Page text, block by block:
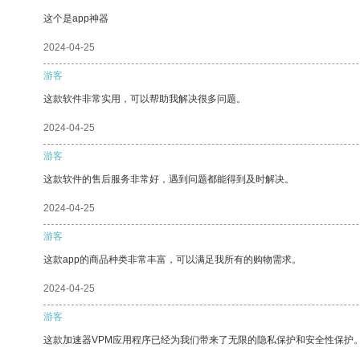
这个是app神器
2024-04-25
游客
这款软件非常实用，可以帮助我解决很多问题。
2024-04-25
游客
这款软件的售后服务非常好，遇到问题都能得到及时解决。
2024-04-25
游客
这款app的商品种类非常丰富，可以满足我所有的购物需求。
2024-04-25
游客
这款加速器VPM应用程序已经为我们带来了无限的隐私保护和安全性保护